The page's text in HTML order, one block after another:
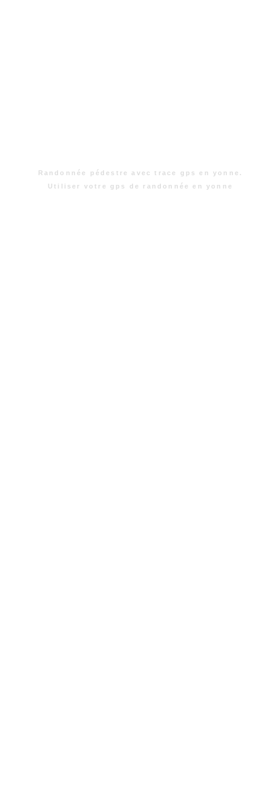
Randonnée pédestre avec trace gps en yonne.
Utiliser votre gps de randonnée en yonne